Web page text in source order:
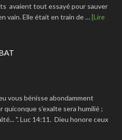
avaient tout essayé pour sauver
vain. Elle était en train de …[Lire
vous bénisse abondamment
quiconque s’exalte sera humilié ;
". Luc 14:11. Dieu honore ceux